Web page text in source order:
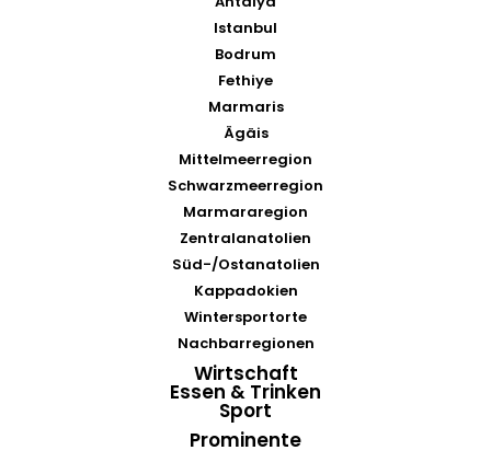
Istanbul
Bodrum
Fethiye
Marmaris
Ägäis
Mittelmeerregion
Schwarzmeerregion
Marmararegion
Zentralanatolien
Süd-/Ostanatolien
Kappadokien
Wintersportorte
Nachbarregionen
Wirtschaft
Essen & Trinken
Sport
Prominente